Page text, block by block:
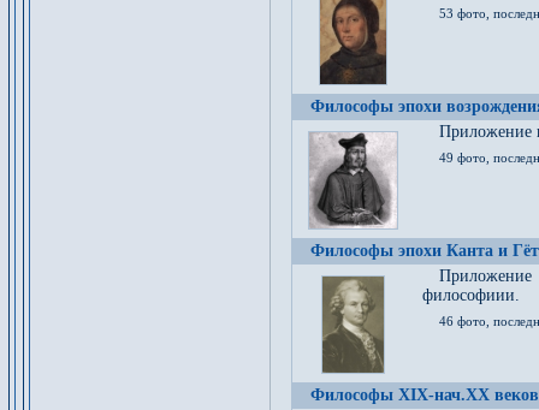
53 фото,
Философы эпохи
Приложение
49 фото,
Философы эпохи Канта и
философиии.
46 фото,
Философы XIX-нач.XX веков